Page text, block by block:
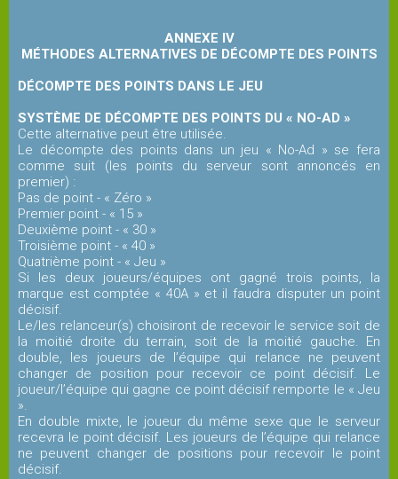
ANNEXE IV
MÉTHODES ALTERNATIVES DE DÉCOMPTE DES POINTS
DÉCOMPTE DES POINTS DANS LE JEU
SYSTÈME DE DÉCOMPTE DES POINTS DU « NO-AD »
Cette alternative peut être utilisée.
Le décompte des points dans un jeu « No-Ad » se fera
comme suit (les points du serveur sont annoncés en
premier) :
Pas de point - « Zéro »
Premier point - « 15 »
Deuxième point - « 30 »
Troisième point - « 40 »
Quatrième point - « Jeu »
Si les deux joueurs/équipes ont gagné trois points, la
marque est comptée « 40A » et il faudra disputer un point
décisif.
Le/les relanceur(s) choisiront de recevoir le service soit de
la moitié droite du terrain, soit de la moitié gauche. En
double, les joueurs de l’équipe qui relance ne peuvent
changer de position pour recevoir ce point décisif. Le
joueur/l’équipe qui gagne ce point décisif remporte le « Jeu
».
En double mixte, le joueur du même sexe que le serveur
recevra le point décisif. Les joueurs de l’équipe qui relance
ne peuvent changer de positions pour recevoir le point
décisif.